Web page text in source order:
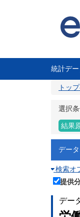
に
統計デ
トッ
選択
結果
検索オ
提供
デー